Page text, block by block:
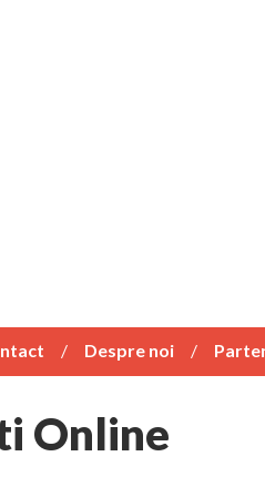
Despre noi
Online